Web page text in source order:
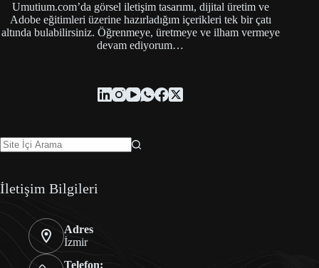
Umutium.com’da görsel iletişim tasarımı, dijital üretim ve
Adobe eğitimleri üzerine hazırladığım içerikleri tek bir çatı
altında bulabilirsiniz. Öğrenmeye, üretmeye ve ilham vermeye
devam ediyorum…
İletişim Bilgileri
Adres
İzmir
Telefon: